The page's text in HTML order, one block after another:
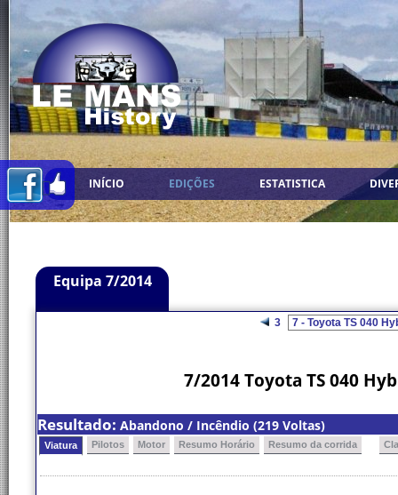
INÍCIO EDIÇÕES ESTATISTICA
Equipa 7/2014
3
7/2014 Toyota TS 040
Resultado: Abandono / Incêndio (219 Voltas)
Viatura Pilotos Motor Resumo Horário Resumo da corrida